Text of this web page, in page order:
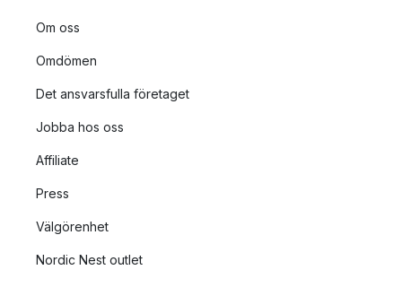
Om oss
Omdömen
Det ansvarsfulla företaget
Jobba hos oss
Affiliate
Press
Välgörenhet
Nordic Nest outlet